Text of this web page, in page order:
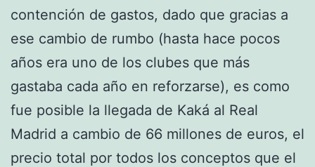
contención de gastos, dado que gracias a
ese cambio de rumbo (hasta hace pocos
años era uno de los clubes que más
gastaba cada año en reforzarse), es como
fue posible la llegada de Kaká al Real
Madrid a cambio de 66 millones de euros, el
precio total por todos los conceptos que el